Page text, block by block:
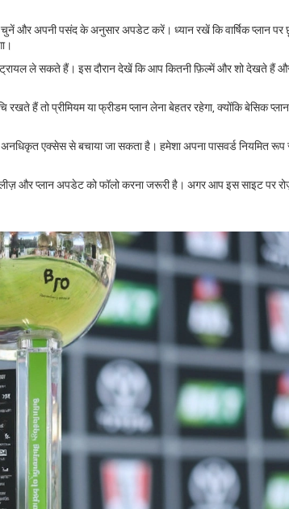
चुनें और अपनी पसंद के अनुसार अपडेट करें। ध्यान रखें कि वार्षिक प्लान पर
ट्रायल ले सकते हैं। इस दौरान देखें कि आप कितनी फ़िल्में और शो देखते हैं
हैं तो प्रीमियम या फ्रीडम प्लान लेना बेहतर रहेगा, क्योंकि बेसिक
एक्सेस से बचाया जा सकता है। हमेशा अपना पासवर्ड नियमित
और प्लान अपडेट को फॉलो करना जरूरी है। अगर आप इस साइट पर